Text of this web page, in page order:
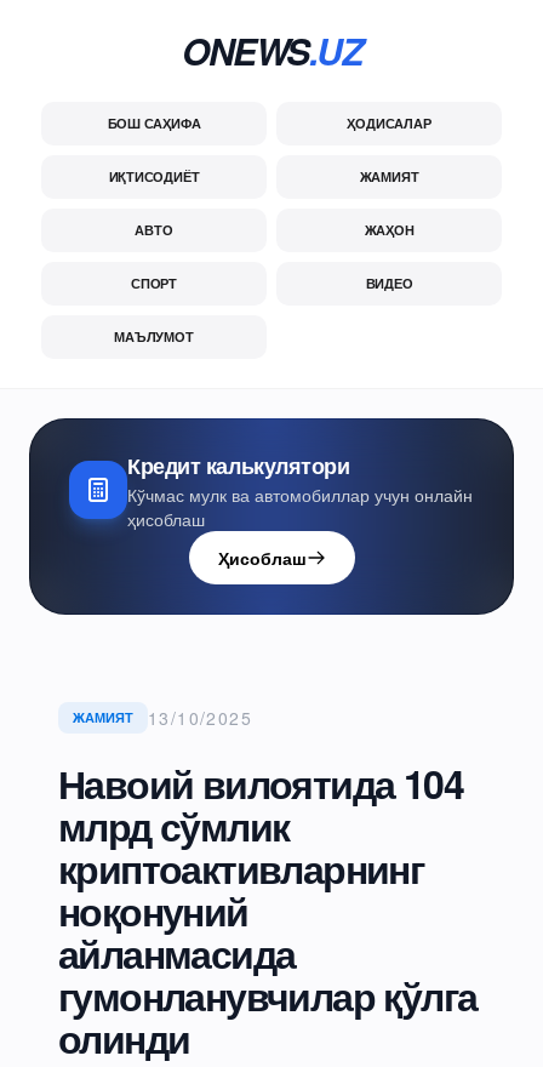
ONEWS.UZ
БОШ САҲИФА ҲОДИСАЛАР
ИҚТИСОДИЁТ ЖАМИЯТ
АВТО ЖАҲОН
СПОРТ ВИДЕО
МАЪЛУМОТ
Кредит калькулятори
Кўчмас мулк ва автомобиллар учун онлайн
ҳисоблаш
Ҳисоблаш
ЖАМИЯТ 13/10/2025
Навоий вилоятида 104
млрд сўмлик
криптоактивларнинг
ноқонуний
айланмасида
гумонланувчилар қўлга
олинди